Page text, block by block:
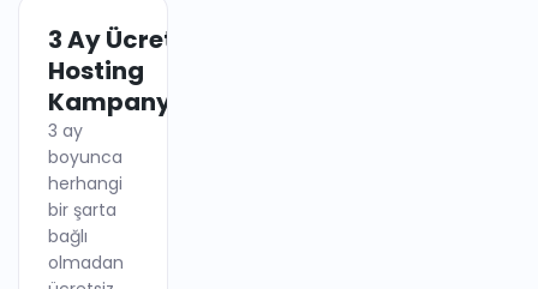
3 Ay Ücretsiz
Hosting
Kampanyası
3 ay
boyunca
herhangi
bir şarta
bağlı
olmadan